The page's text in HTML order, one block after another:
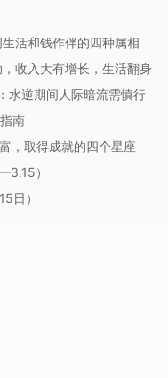
活和钱作伴的四种属相
收入大有增长，生活翻身
水逆期间人际暗流需慎行
南
，取得成就的四个星座
）
日）